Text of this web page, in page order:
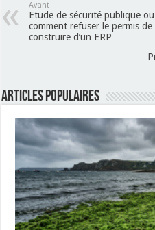
Avant
Etude de sécurité publique ou
comment refuser le permis de
construire d’un ERP
Articles populaires